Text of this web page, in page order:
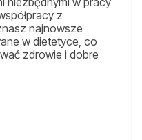
z
najnowsze
w dietetyce, co
zdrowie i dobre